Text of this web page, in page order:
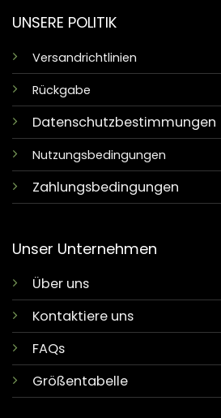
UNSERE POLITIK
Versandrichtlinien
Rückgabe
Datenschutzbestimmungen
Nutzungsbedingungen
Zahlungsbedingungen
Unser Unternehmen
Über uns
Kontaktiere uns
FAQs
Größentabelle